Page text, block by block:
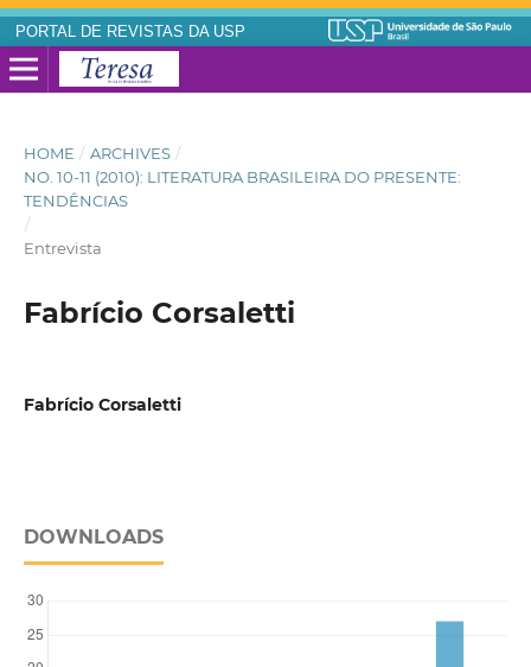
PORTAL DE REVISTAS DA USP
HOME / ARCHIVES /
NO. 10-11 (2010): LITERATURA BRASILEIRA DO PRESENTE:
TENDÊNCIAS
/
Entrevista
Fabrício Corsaletti
Fabrício Corsaletti
DOWNLOADS